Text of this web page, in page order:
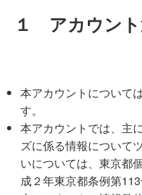
１ アカウント
本アカウントについて
す。
本アカウントでは、主
ズに係る情報について
いについては、東京都
成２年東京都条例第113